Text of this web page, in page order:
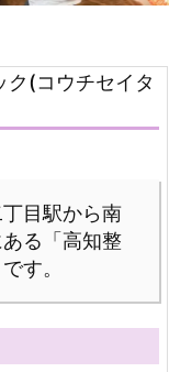
ク(コウチセイタ
目駅から南
る「高知整
す。